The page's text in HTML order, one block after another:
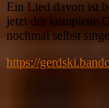
Ein Lied davon ist
jetzt der komplette
nochmal selbst
https://